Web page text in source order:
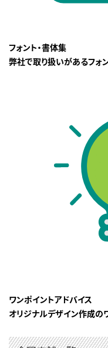
フォント・書体集
弊社で取り扱いがあるフォ
ワンポイントアドバイス
オリジナルデザイン作成の